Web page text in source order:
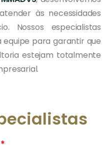
às necessidades
Nossos especialistas
para garantir que
estejam totalmente